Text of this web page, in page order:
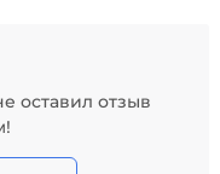
оставил отзыв